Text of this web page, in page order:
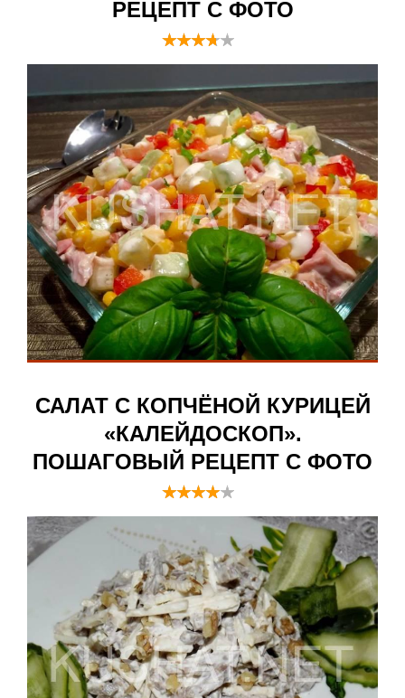
РЕЦЕПТ С ФОТО
САЛАТ С КОПЧЁНОЙ КУРИЦЕЙ
«КАЛЕЙДОСКОП».
ПОШАГОВЫЙ РЕЦЕПТ С ФОТО